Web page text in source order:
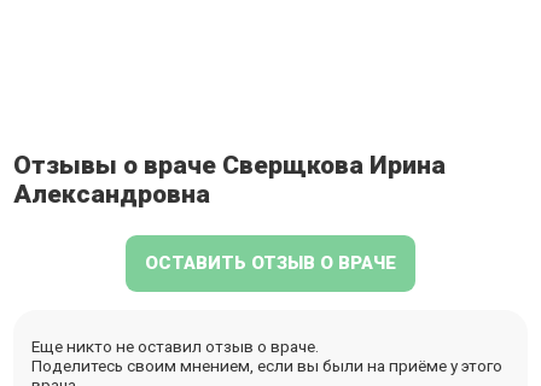
Отзывы о враче Сверщкова Ирина
Александровна
ОСТАВИТЬ ОТЗЫВ О ВРАЧЕ
Еще никто не оставил отзыв о враче.
Поделитесь своим мнением, если вы были на приёме у этого